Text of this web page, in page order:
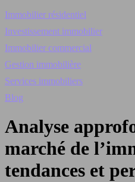
Immobilier résidentiel
Investissement immobilier
Immobilier commercial
Gestion immobilière
Services immobiliers
Blog
Analyse
marché de
tendances et